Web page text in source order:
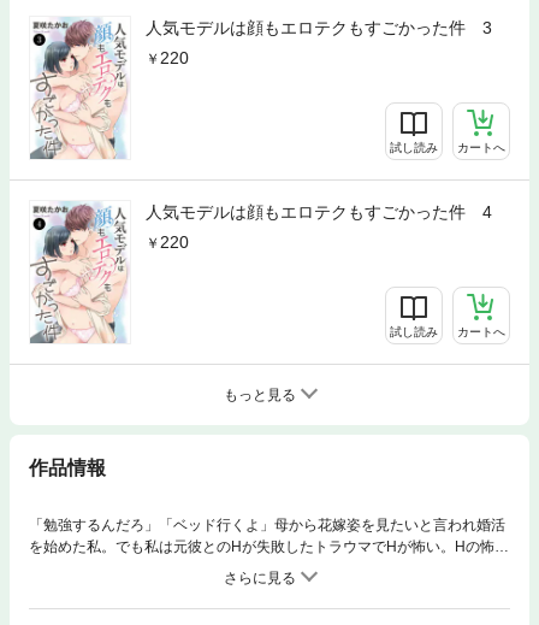
人気モデルは顔もエロテクもすごかった件 3
220
試し読み カートへ
人気モデルは顔もエロテクもすごかった件 4
220
試し読み カートへ
もっと見る
作品情報
「勉強するんだろ」「ベッド行くよ」母から花嫁姿を見たいと言われ婚活
を始めた私。でも私は元彼とのHが失敗したトラウマでHが怖い。Hの怖さ
を克服するためにモデルの卓真くんが、私のHの練習台になってくれるこ